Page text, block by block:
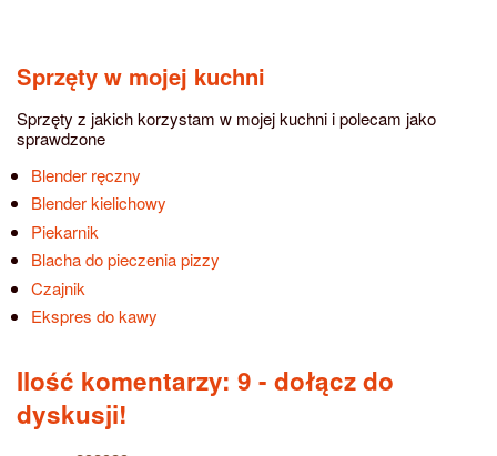
Sprzęty w mojej kuchni
Sprzęty z jakich korzystam w mojej kuchni i polecam jako
sprawdzone
Blender ręczny
Blender kielichowy
Piekarnik
Blacha do pieczenia pizzy
Czajnik
Ekspres do kawy
Ilość komentarzy: 9 - dołącz do
dyskusji!